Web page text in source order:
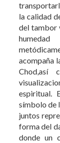
la calidad
del tambor
acompaña
Chod,así
espiritual.
símbolo de
juntos
forma del
donde un